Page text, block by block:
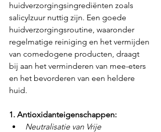
huidverzorgingsingrediënten zoals
salicylzuur nuttig zijn. Een goede
huidverzorgingsroutine, waaronder
regelmatige reiniging en het vermijden
van comedogene producten, draagt
bij aan het verminderen van mee-eters
en het bevorderen van een heldere
huid.
1. Antioxidanteigenschappen:
Neutralisatie van Vrije